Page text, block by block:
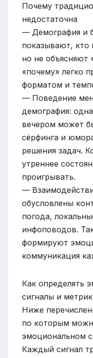
Почему
недостаточна
— Демография и
показывают, кто
но не объясняют
«почему» легко
форматом и
— Поведение
демография:
вечером может
сёрфинга и
решения задач.
утреннее
проигрывать.
—
обусловлены
погода,
инфоповодов.
формируют
коммуникация
Как определять
сигналы и
Ниже
по которым
эмоциональном
Каждый сигнал